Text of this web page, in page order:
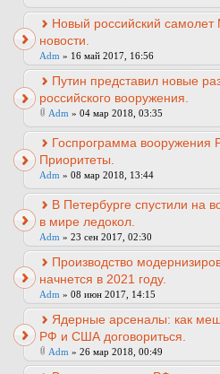
Новый российский
новости.
Adm » 16 май 2017, 16:56
Путин представил новые
российского вооружения.
Adm » 04 мар 2018, 03:35
Госпрограмма вооружения
Приоритеты.
Adm » 08 мар 2018, 13:44
В Петербурге спустили на
в мире ледокол.
Adm » 23 сен 2017, 02:30
Производство
начнется в 2021 году.
Adm » 08 июн 2017, 14:15
Ядерные арсеналы: как
РФ и США договориться.
Adm » 26 мар 2018, 00:49